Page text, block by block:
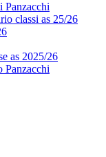
Panzacchi
classi as 25/26
as 2025/26
Panzacchi